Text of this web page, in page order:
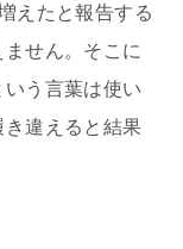
えたと報告する
せん。そこに
う言葉は使い
違えると結果